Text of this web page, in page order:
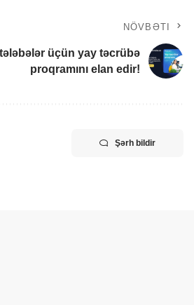
NÖVBƏTI
tələbələr üçün yay təcrübə
proqramını elan edir!
Şərh bildir